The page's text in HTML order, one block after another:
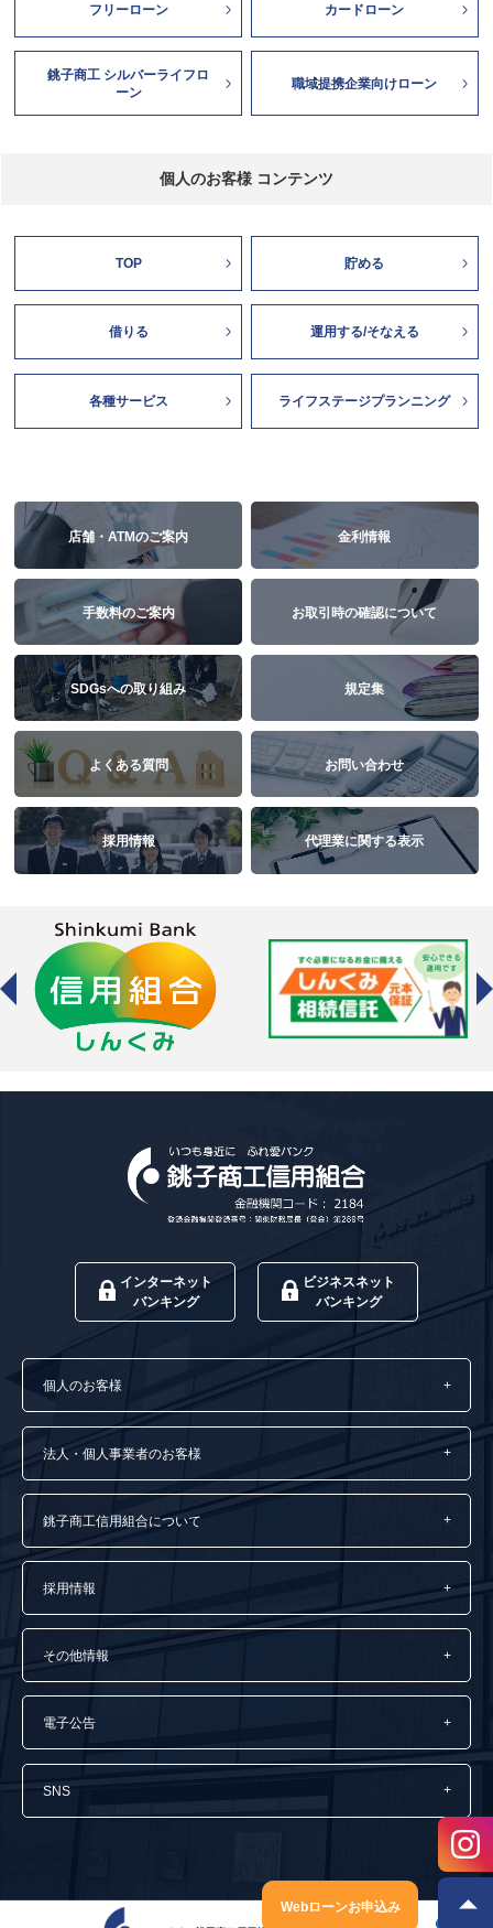
フリーローン カードローン
銚子商工 シルバーライフロ
ーン
職域提携企業向けローン
個人のお客様 コンテンツ
TOP 貯める
借りる 運用する/そなえる
各種サービス ライフステージプランニング
店舗・ATMのご案内 金利情報
手数料のご案内 お取引時の確認について
SDGsへの取り組み 規定集
よくある質問 お問い合わせ
採用情報 代理業に関する表示
インターネット
バンキング
ビジネスネット
バンキング
個人のお客様
法人・個人事業者のお客様
銚子商工信用組合について
採用情報
その他情報
電子公告
SNS
Webローンお申込み